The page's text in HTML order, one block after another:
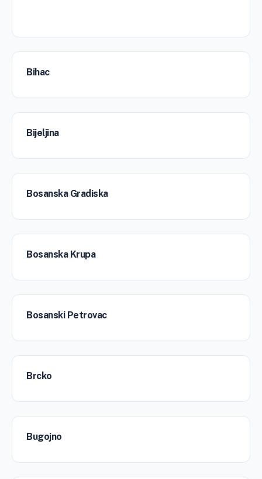
Bihac
Bijeljina
Bosanska Gradiska
Bosanska Krupa
Bosanski Petrovac
Brcko
Bugojno